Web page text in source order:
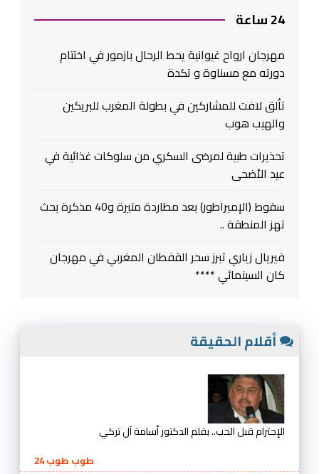
24 ساعة
مهرجان ارواح غيوانية يحط الرحال بازمور في اختتام
دورته مع مسناوة و تكدة
تألق لافت للمشاركين في بطولة المغرب للبريكين
والهيب هوب
تحذيرات طبية لمرضى السكري من سلوكات غذائية في
عيد الأضحى
سقوط (الإمبراطور) بعد مطاردة متيرة و40 مذكرة بحث
تهز المنطقة ..
فيريال زياري تبرز سحر القفطان المغربي في مهرجان
كان السينمائي ****
أقلام الحقيقة
الإحترام قبل الحب.. بقلم الدكتور أسامة آل تركي
طوب طوب 24